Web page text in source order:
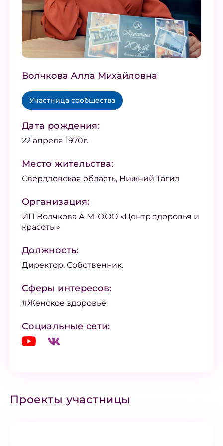
Волчкова Алла Михайловна
Участница сообщества
Дата рождения:
22 апреля 1970г.
Место жительства:
Свердловская область, Нижний Тагил
Организация:
ИП Волчкова А.М. ООО «Центр здоровья и
красоты»
Должность:
Директор. Собственник.
Сферы интересов:
#Женское здоровье
Социальные сети:
Проекты участницы